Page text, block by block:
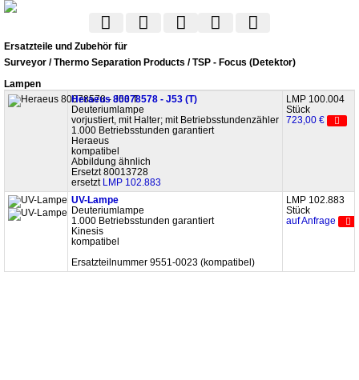
Ersatzteile und Zubehör für
Surveyor / Thermo Separation Products / TSP - Focus (Detektor)
Lampen
Heraeus 80078578 - J53 (T)
Deuteriumlampe
vorjustiert, mit Halter; mit Betriebsstundenzähler
1.000 Betriebsstunden garantiert
Heraeus
kompatibel
Abbildung ähnlich
Ersetzt 80013728
ersetzt
LMP 102.883
LMP 100.004
Stück
723,00 €
UV-Lampe
Deuteriumlampe
1.000 Betriebsstunden garantiert
Kinesis
kompatibel
Ersatzteilnummer 9551-0023 (kompatibel)
LMP 102.883
Stück
auf Anfrage